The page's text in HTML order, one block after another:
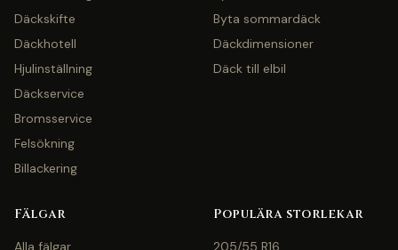
Däckskifte
Däckhotell
Hjulinställning
Däckservice
Bromsservice
Felsökning
Billackering
Byta sommardäck
Däckdimensioner
Däck till elbil
Fälgar
Alla fälgar
Populära storlekar
205/55 R16